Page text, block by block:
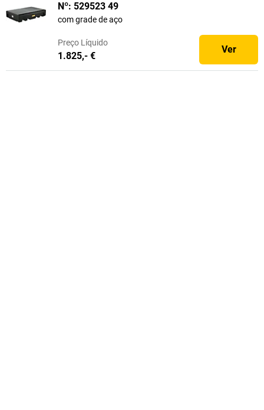
Nº: 529523 49
com grade de aço
Preço Líquido
1.825,- €
Ver